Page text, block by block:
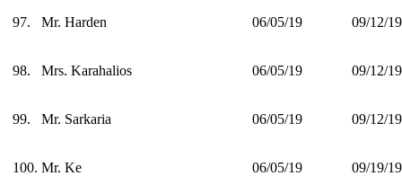
97. Mr. Harden 06/05/19 09/12/19
98. Mrs. Karahalios 06/05/19 09/12/19
99. Mr. Sarkaria 06/05/19 09/12/19
100. Mr. Ke 06/05/19 09/19/19